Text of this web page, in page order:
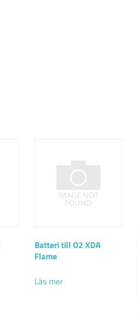
Batteri till O2 XDA
Flame
Läs mer